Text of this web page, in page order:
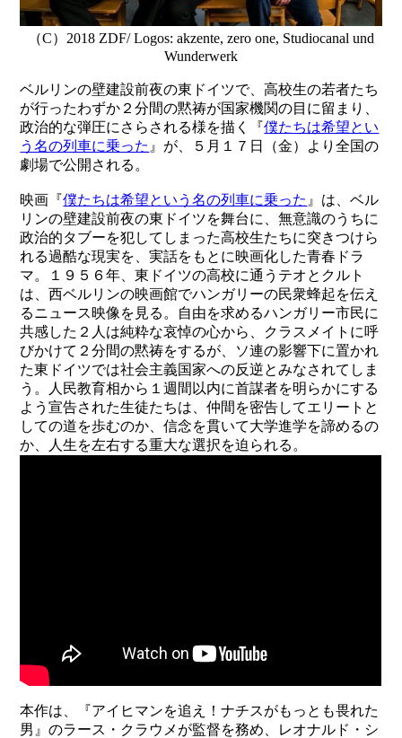
（C）2018 ZDF/ Logos: akzente, zero one, Studiocanal und
Wunderwerk
ベルリンの壁建設前夜の東ドイツで、高校生の若者たち
が行ったわずか２分間の黙祷が国家機関の目に留まり、
政治的な弾圧にさらされる様を描く『僕たちは希望とい
う名の列車に乗った 』が、５月１７日（金）より全国の
劇場で公開される。
映画『僕たちは希望という名の列車に乗った 』は、ベル
リンの壁建設前夜の東ドイツを舞台に、無意識のうちに
政治的タブーを犯してしまった高校生たちに突きつけら
れる過酷な現実を、実話をもとに映画化した青春ドラ
マ。１９５６年、東ドイツの高校に通うテオとクルト
は、西ベルリンの映画館でハンガリーの民衆蜂起を伝え
るニュース映像を見る。自由を求めるハンガリー市民に
共感した２人は純粋な哀悼の心から、クラスメイトに呼
びかけて２分間の黙祷をするが、ソ連の影響下に置かれ
た東ドイツでは社会主義国家への反逆とみなされてしま
う。人民教育相から１週間以内に首謀者を明らかにする
よう宣告された生徒たちは、仲間を密告してエリートと
しての道を歩むのか、信念を貫いて大学進学を諦めるの
か、人生を左右する重大な選択を迫られる。
本作は、『アイヒマンを追え！ナチスがもっとも畏れた
男』のラース・クラウメが監督を務め、レオナルド・シ